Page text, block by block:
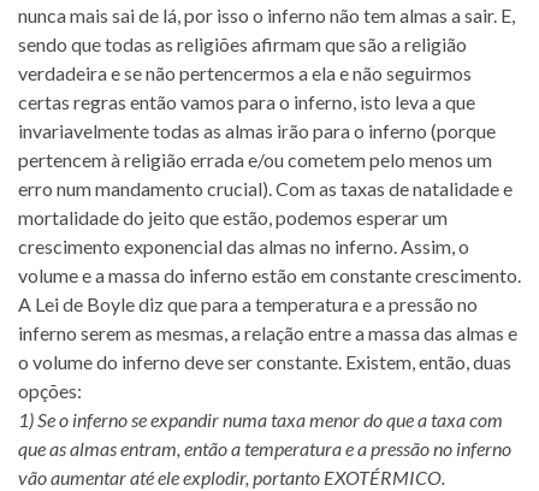
nunca mais sai de lá, por isso o inferno não tem almas a sair. E,
sendo que todas as religiões afirmam que são a religião
verdadeira e se não pertencermos a ela e não seguirmos
certas regras então vamos para o inferno, isto leva a que
invariavelmente todas as almas irão para o inferno (porque
pertencem à religião errada e/ou cometem pelo menos um
erro num mandamento crucial). Com as taxas de natalidade e
mortalidade do jeito que estão, podemos esperar um
crescimento exponencial das almas no inferno. Assim, o
volume e a massa do inferno estão em constante crescimento.
A Lei de Boyle diz que para a temperatura e a pressão no
inferno serem as mesmas, a relação entre a massa das almas e
o volume do inferno deve ser constante. Existem, então, duas
opções:
1) Se o inferno se expandir numa taxa menor do que a taxa com
que as almas entram, então a temperatura e a pressão no inferno
vão aumentar até ele explodir, portanto EXOTÉRMICO.